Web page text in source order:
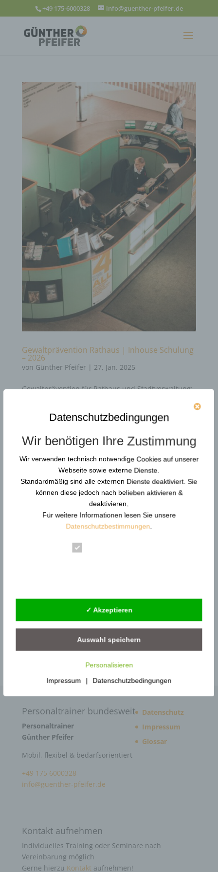
+49 175-6000328 info@guenther-pfeifer.de
Gewaltprävention Rathaus | Inhouse Schulung
– 2026
von Günther Pfeifer| 27, Jan. 2025
Gewaltprävention für Rathaus und Stadtverwaltung:
Rathäuser und Stadtverwaltungen sind Orte, an
denen Bürger*innen ihre Anliegen vorbringen,
behördliche Entscheidungen erfahren. Doch was...
Durchsuchen…
Neue Artikel
Gewaltprävention
KRITIS
Gewaltschutzkoordinator im
Siedlungsabfallentsorgung
Gewaltschutzkoordinator in Behörden –
Gewaltprävention
Personaltrainer bundesweit
Personaltrainer
Günther Pfeifer
Mobil, flexibel & bedarfsorientiert
+49 175 6000328
info@guenther-pfeifer.de
Datenschutz
Impressum
Glossar
Kontakt aufnehmen
Individuelles Training oder Seminare nach
Vereinbarung möglich
Gerne hierzu Kontaktaufnehmen!
Datenschutzbedingungen
Wir benötigen Ihre Zustimmung
Wir verwenden technisch notwendige Cookies auf unserer
Webseite sowie externe Dienste.
Standardmäßig sind alle externen Dienste deaktiviert. Sie
können diese jedoch nach belieben aktivieren &
deaktivieren.
Für weitere Informationen lesen Sie unsere
Datenschutzbestimmungen.
✓ Akzeptieren
Auswahl speichern
Personalisieren
Impressum | Datenschutzbedingungen